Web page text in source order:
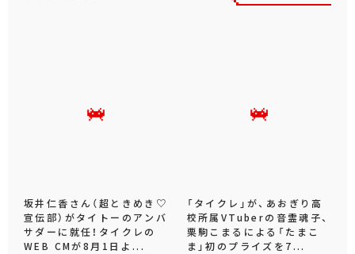
坂井仁香さん（超ときめき♡
宣伝部）がタイトーのアンバ
サダーに就任！タイクレの
WEB CMが8月1日よ...
「タイクレ」が、あおぎり高
校所属VTuberの音霊魂子、
栗駒こまるによる「たまこ
ま」初のプライズを7...